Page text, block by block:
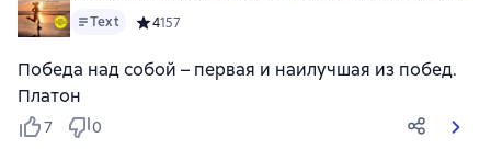
Text Средний рейтинг 4 на основе 157 оценок
4157
Победа над собой – первая и наилучшая из побед.
Платон
7 0